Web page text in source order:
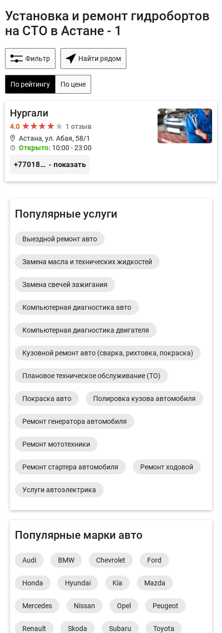
Установка и ремонт гидробортов
на СТО в Астане - 1
Фильтр Найти рядом
По рейтингу По цене
Нургали
4.0
1 отзыв
Астана, ул. Абая, 58/1
Открыто: 10:00 - 23:00
+77018150536 - показать
Популярные услуги
Выездной ремонт авто
Замена масла и технических жидкостей
Замена свечей зажигания
Компьютерная диагностика авто
Компьютерная диагностика двигателя
Кузовной ремонт авто (сварка, рихтовка, покраска)
Плановое техническое обслуживание (ТО)
Покраска авто Полировка кузова автомобиля
Ремонт генератора автомобиля
Ремонт мототехники
Ремонт стартера автомобиля Ремонт ходовой
Услуги автоэлектрика
Популярные марки авто
Audi BMW Chevrolet Ford
Honda Hyundai Kia Mazda
Mercedes Nissan Opel Peugeot
Renault Skoda Subaru Toyota